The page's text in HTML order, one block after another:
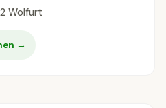
Wolfurt
→